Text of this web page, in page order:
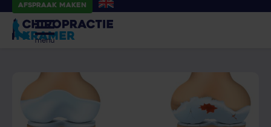
Afspraak maken